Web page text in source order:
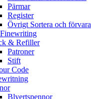
Pärmar
Register
Övrigt Sortera och förvara
& Refiller
Patroner
Stift
Code
Blyertspennor